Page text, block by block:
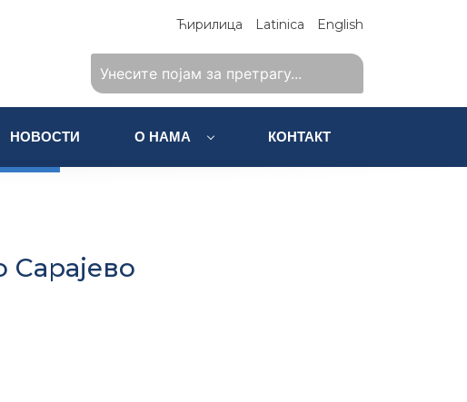
Ћирилица Latinica English
НОВОСТИ О НАМА КОНТАКТ
Сарајево